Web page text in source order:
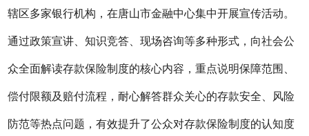
辖区多家银行机构，在唐山市金融中心集中开展宣传活动。
通过政策宣讲、知识竞答、现场咨询等多种形式，向社会公
众全面解读存款保险制度的核心内容，重点说明保障范围、
偿付限额及赔付流程，耐心解答群众关心的存款安全、风险
防范等热点问题，有效提升了公众对存款保险制度的认知度